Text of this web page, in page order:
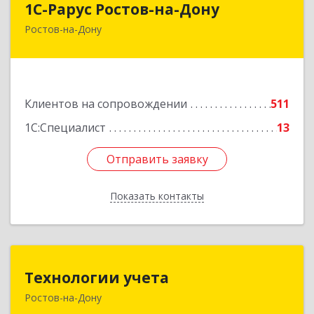
1С-Рарус Ростов-на-Дону
Ростов-на-Дону
Клиентов на сопровождении
511
1С:Специалист
13
Отправить заявку
Показать контакты
344002, Ростовская обл, г.о. город Ростов-на-
Подробнее
Отправить заявку
Назад
Технологии учета
Ростов-на-Дону
344064, Ростовская обл, Ростов-на-Дону г,